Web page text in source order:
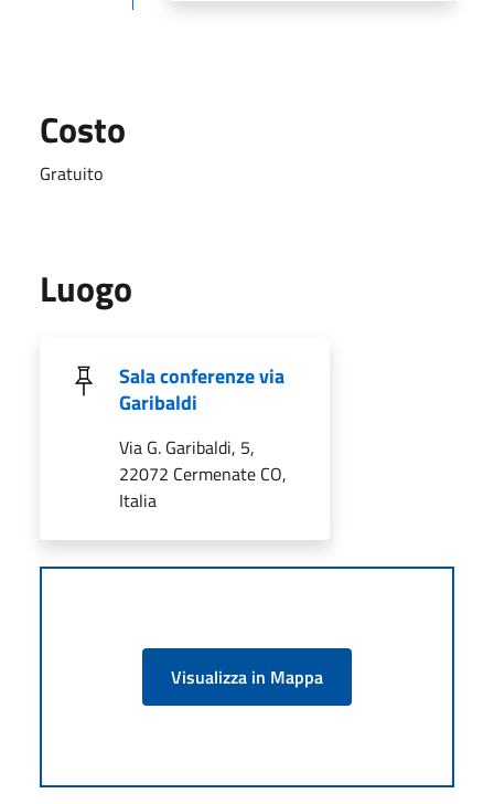
Costo
Gratuito
Luogo
Sala conferenze via
Garibaldi
Via G. Garibaldi, 5,
22072 Cermenate CO,
Italia
Visualizza in Mappa